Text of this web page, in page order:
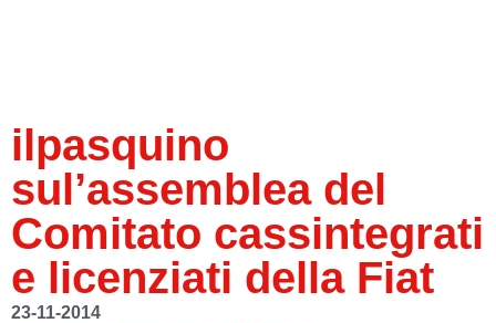
ilpasquino
sul’assemblea del
Comitato cassintegrati
e licenziati della Fiat
23-11-2014